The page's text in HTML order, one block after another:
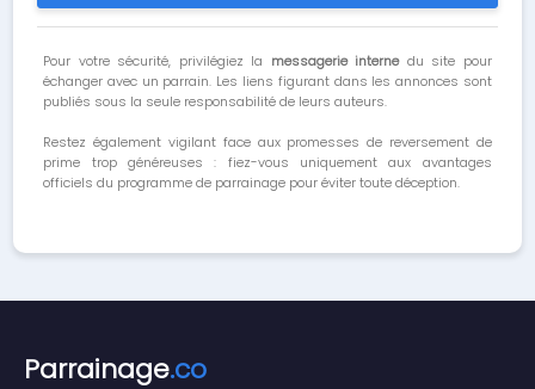
Pour votre sécurité, privilégiez la messagerie internedu site pour
échanger avec un parrain. Les liens figurant dans les annonces sont
publiés sous la seule responsabilité de leurs auteurs.
Restez également vigilant face aux promesses de reversement de
prime trop généreuses : fiez-vous uniquement aux avantages
officiels du programme de parrainage pour éviter toute déception.
Parrainage.co